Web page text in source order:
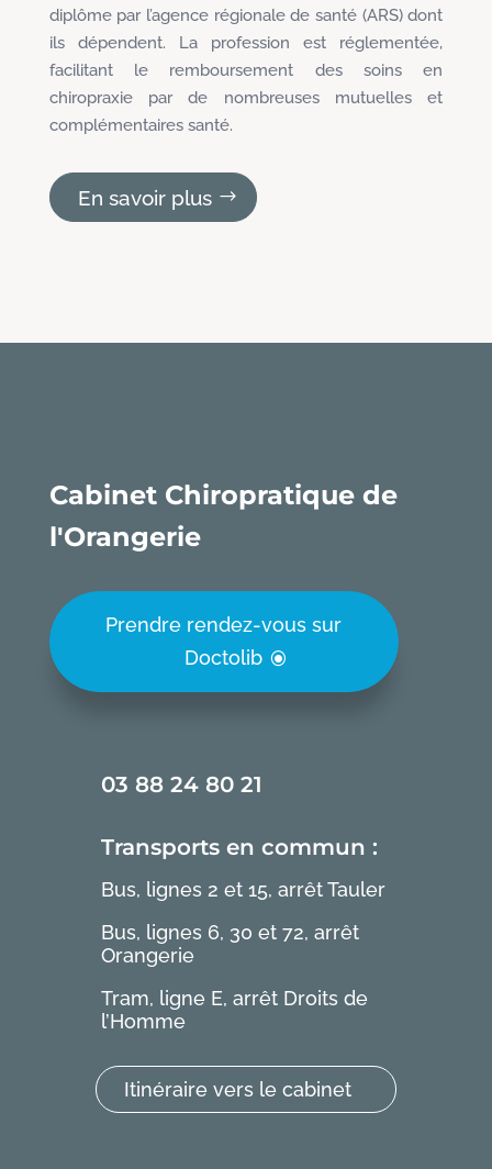
diplôme par l’agence régionale de santé (ARS) dont
ils dépendent. La profession est réglementée,
facilitant le remboursement des soins en
chiropraxie par de nombreuses mutuelles et
complémentaires santé.
En savoir plus
Cabinet Chiropratique de
l'Orangerie
Prendre rendez-vous sur
Doctolib
03 88 24 80 21
Transports en commun :
Bus, lignes 2 et 15, arrêt Tauler
Bus, lignes 6, 30 et 72, arrêt
Orangerie
Tram, ligne E, arrêt Droits de
l’Homme
Itinéraire vers le cabinet